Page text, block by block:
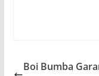
Boi Bumba